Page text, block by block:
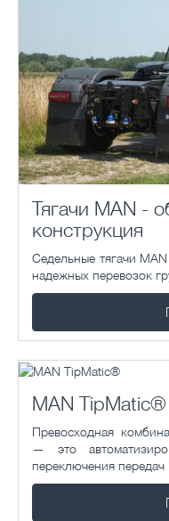
Тягачи MAN -
конструкция
Седельные тягачи
надежных перевозок
MAN TipMatic®
Превосходная
— это
переключения